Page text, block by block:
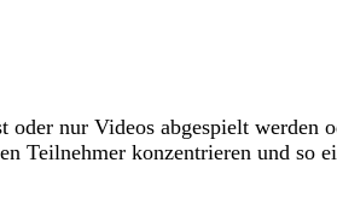
nur Videos abgespielt werden
konzentrieren und so